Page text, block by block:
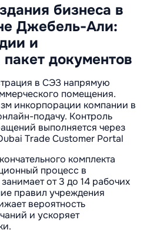
бизнеса в
Джебель-Али:
и
документов
в СЭЗ напрямую
помещения.
инкорпорации компании в
подачу. Контроль
выполняется через
Trade Customer Portal
комплекта
процесс в
от 3 до 14 рабочих
правил учреждения
вероятность
и ускоряет